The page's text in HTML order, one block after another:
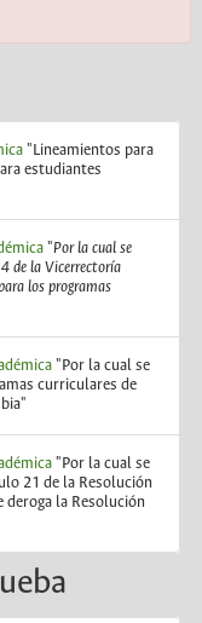
"Lineamientos para
estudiantes
"Por la cual se
de la Vicerrectoría
los programas
"Por la cual se
curriculares de
"Por la cual se
21 de la Resolución
deroga la Resolución